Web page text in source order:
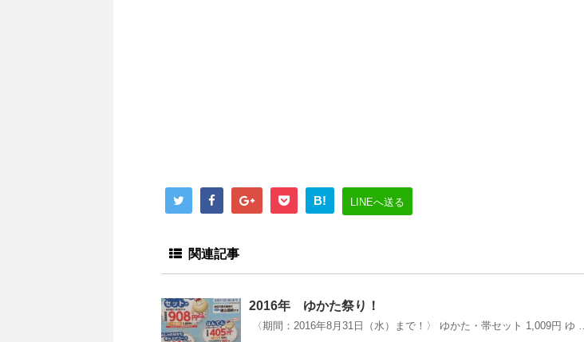
B! LINEへ送る
関連記事
2016年 ゆかた祭り！
〈期間：2016年8月31日（水）まで！〉 ゆかた・帯セット 1,009円 ゆ …